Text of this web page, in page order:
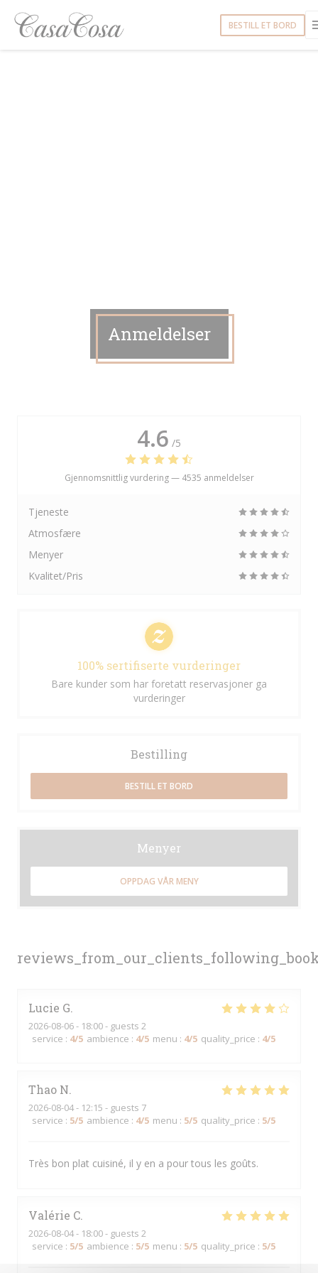
BESTILL ET BORD
Anmeldelser
Lucie G
2026-08-06- 18:00 - guests 2
service : 4/5 ambience : 4/5 menu : 4/5 quality_price : 4/5
Thao N
2026-08-04- 12:15 - guests 7
service : 5/5 ambience : 4/5 menu : 5/5 quality_price : 5/5
Très bon plat cuisiné, il y en a pour tous les goûts.
Valérie C
2026-08-04- 18:00 - guests 2
service : 5/5 ambience : 5/5 menu : 5/5 quality_price : 5/5
4.6 /5
Gjennomsnittlig vurdering — 4535 anmeldelser
Tjeneste
Atmosfære
Menyer
Kvalitet/Pris
100% sertifiserte vurderinger
Bare kunder som har foretatt reservasjoner ga
vurderinger
Bestilling
BESTILL ET BORD
Menyer
OPPDAG VÅR MENY